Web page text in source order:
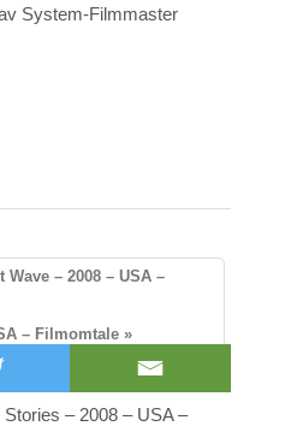
System-Filmmaster
– 2008 – USA –
– Filmomtale »
Stories – 2008 – USA –